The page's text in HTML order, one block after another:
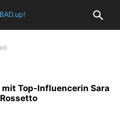
mit Top-Influencerin Sara